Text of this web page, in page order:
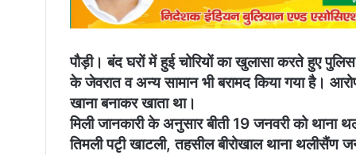
पौड़ी। बंद घरों में हुई चोरियों का खुलासा करते हुए
के जेवरात व अन्य सामान भी बरामद किया गया है।
खाना बनाकर खाता था।
मिली जानकारी के अनुसार बीती 19 जनवरी को थाना
तिमली पटृी खाटली, तहसील बीरोखाल थाना थलीसैंण